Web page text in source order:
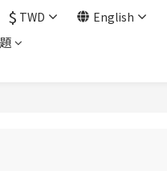
$ TWD English